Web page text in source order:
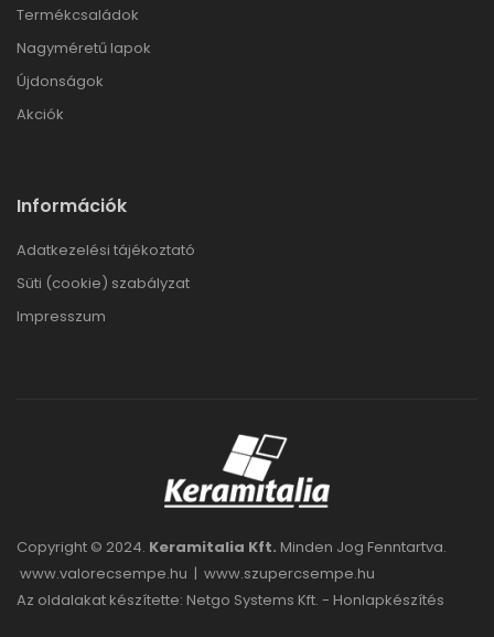
Termékcsaládok
Nagyméretű lapok
Újdonságok
Akciók
Információk
Adatkezelési tájékoztató
Süti (cookie) szabályzat
Impresszum
Copyright © 2024. Keramitalia Kft. Minden Jog Fenntartva.
www.valorecsempe.hu | www.szupercsempe.hu
Az oldalakat készítette: Netgo Systems Kft. - Honlapkészítés